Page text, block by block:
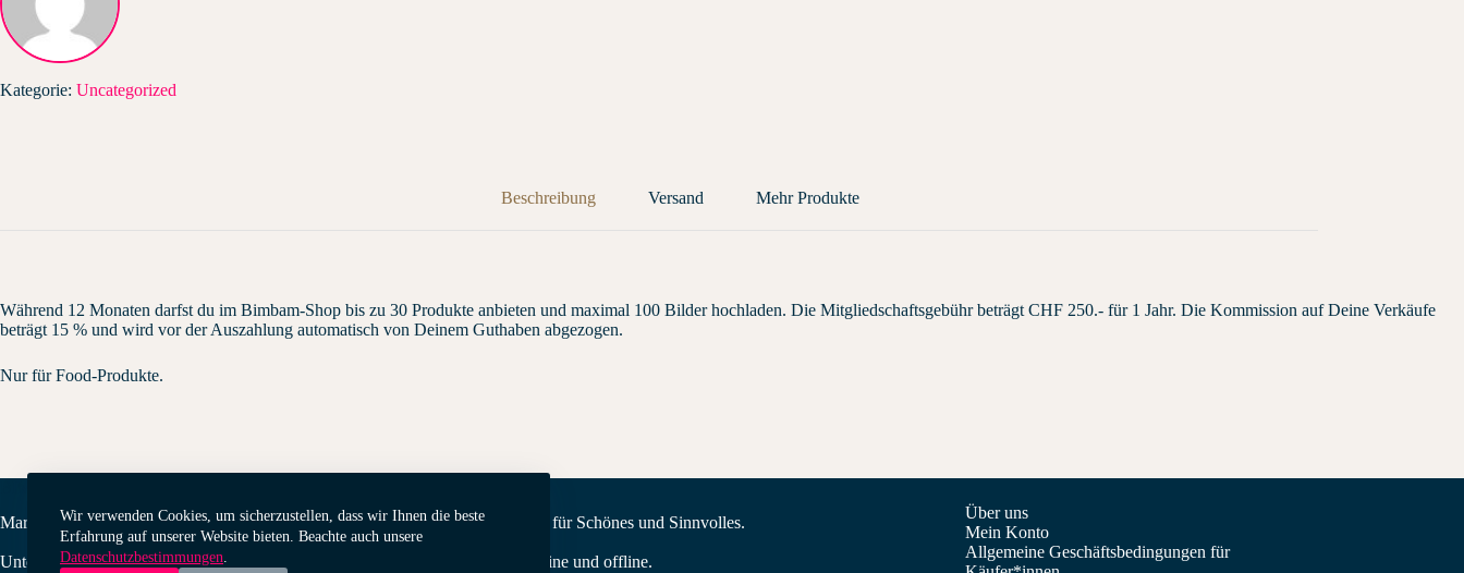
Wir verwenden Cookies, um sicherzustellen, dass wir Ihnen die beste
Erfahrung auf unserer Website bieten. Beachte auch unsere
Datenschutzbestimmungen.
Kategorie: Uncategorized
Beschreibung Versand Mehr Produkte
Während 12 Monaten darfst du im Bimbam-Shop bis zu 30 Produkte anbieten und maximal 100 Bilder hochladen. Die Mitgliedschaftsgebühr beträgt CHF 250.- für 1 Jahr. Die Kommission auf Deine Verkäufe
beträgt 15 % und wird vor der Auszahlung automatisch von Deinem Guthaben abgezogen.
Nur für Food-Produkte.
Marktplatz für Designer, Kreativschaffende und Kleinproduzenten. Wunderland für Schönes und Sinnvolles.
Unterstütze Designer in der ganzen Schweiz, indem du bei ihnen einkaufst - online und offline.
Über uns
Mein Konto
Allgemeine Geschäftsbedingungen für